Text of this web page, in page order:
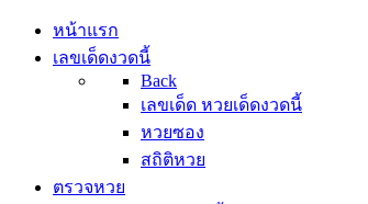
หน้าแรก
เลขเด็ดงวดนี้
Back
เลขเด็ด หวยเด็ดงวดนี้
หวยซอง
สถิติหวย
ตรวจหวย